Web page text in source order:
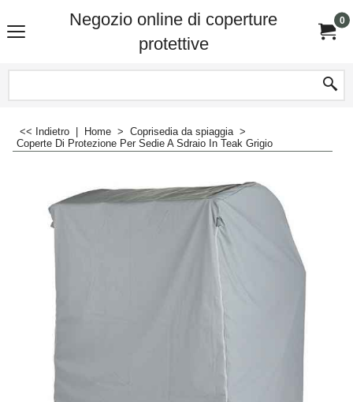
Negozio online di coperture
protettive
0
<< Indietro Home > Coprisedia da spiaggia>
Coperte Di Protezione Per Sedie A Sdraio In Teak Grigio